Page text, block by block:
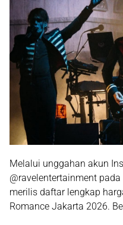
Melalui unggahan akun
@ravelentertainment
merilis daftar lengkap
Romance Jakarta 2026.